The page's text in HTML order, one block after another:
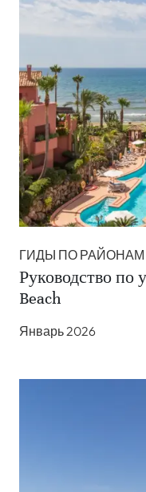
ГИДЫ ПО РАЙОНАМ
Руководство по
Beach
Январь 2026